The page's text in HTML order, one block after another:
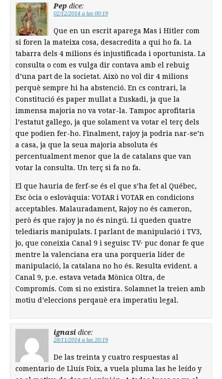
Pep dice:
02/12/2014 a las 00:19
Que en un escrit aparega Mas i Hitler com
si foren la mateixa cosa, desacredita a qui ho fa. La
tabarra dels 4 milions és injustificada i oportunista. La
consulta o com es vulga dir contava amb el rebuig
d’una part de la societat. Això no vol dir 4 milions
perquè sempre hi ha abstenció. En cs contrari, la
Constitució és paper mullat a Euskadi, ja que la
immensa majoria no va votar-la. Tampoc aprofitaria
l’estatut gallego, ja que solament va votar el terç dels
que podien fer-ho. Finalment, rajoy ja podria nar-se’n
a casa, ja que la seua majoria absoluta és
percentualment menor que la de catalans que van
votar la consulta. Un terç si fa no fa.
El que hauria de ferf-se és el que s’ha fet al Québec,
Esc òcia o eslovàquia: VOTAR i VOTAR en condicions
acceptables. Malauradament, Rajoy no és cameron,
però és que rajoy ja no és ningú. Li queden quatre
telediaris manipulats. I parlant de manipulació i TV3,
jo, que coneixia Canal 9 i seguisc TV· puc donar fe que
mentre la valenciana era una porqueria líder de
manipulació, la catalana no ho és. Resulta evident. a
Canal 9, p.e. estava vetada Mònica Oltra, de
Compromís. Com si no existira. Solamnet la treien amb
motiu d’eleccions perqauè era imperatiu legal.
ignasi dice:
28/11/2014 a las 20:19
De las treinta y cuatro respuestas al
comentario de Lluís Foix, a vuela pluma las he leído y